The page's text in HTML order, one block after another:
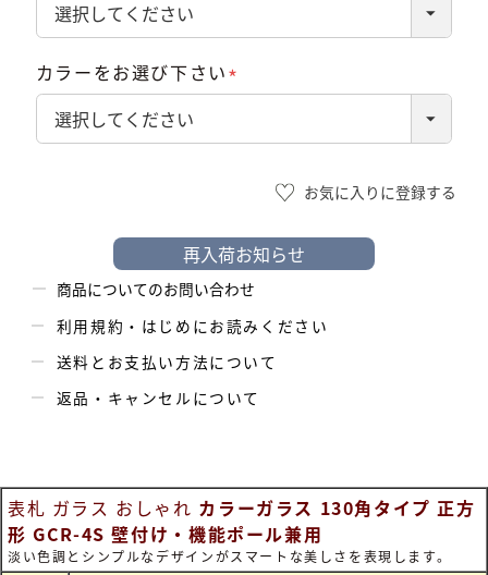
須)
カラーをお選び下さい
お気に入りに登録する
再入荷お知らせ
商品についてのお問い合わせ
利用規約・はじめにお読みください
送料とお支払い方法について
返品・キャンセルについて
表札 ガラス おしゃれ カラーガラス 130角タイプ 正方
形 GCR-4S 壁付け・機能ポール兼用
淡い色調とシンプルなデザインがスマートな美しさを表現します。